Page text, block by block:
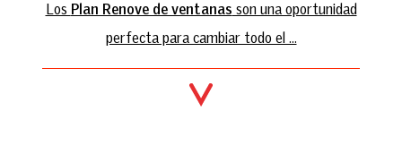
Los Plan Renove de ventanas son una oportunidad
perfecta para cambiar todo el ...